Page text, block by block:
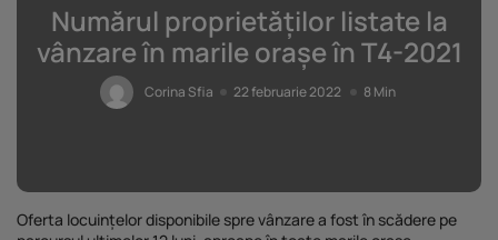
STUDIU Imobiliare.ro: Câtă încredere
mai...
25 noiembrie 2025 8 Min
25 noiembrie 2025 9 Min
Numărul proprietăților listate la
vânzare în marile orașe în T4-2021
Corina Sfia 22 februarie 2022 8 Min
Oferta locuințelor disponibile spre vânzare a fost în scădere pe